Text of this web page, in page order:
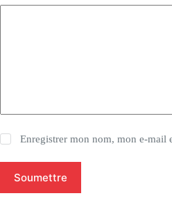
Enregistrer mon nom, mon e-mail
Soumettre